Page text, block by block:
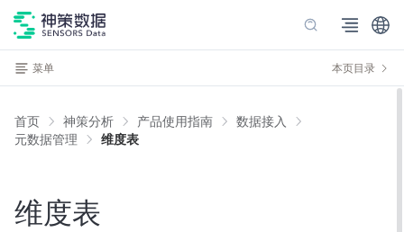
菜单 本页目录
首页 神策分析 产品使用指南
数据接入
元数据管理
维度表
维度表